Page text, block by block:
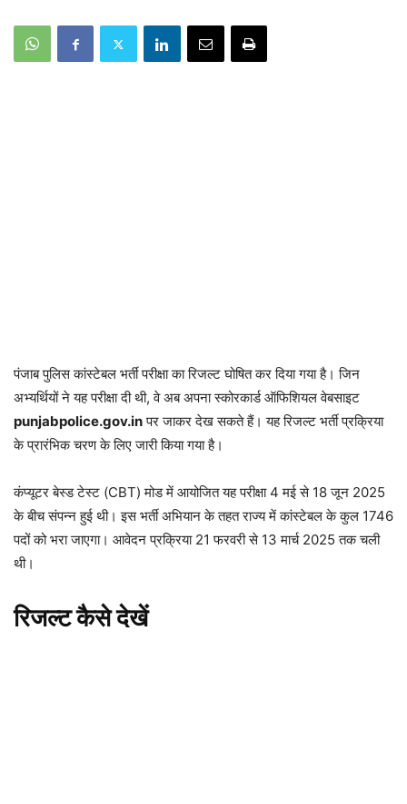
पंजाब पुलिस कांस्टेबल भर्ती परीक्षा का रिजल्ट घोषित कर दिया गया है। जिन
अभ्यर्थियों ने यह परीक्षा दी थी, वे अब अपना स्कोरकार्ड ऑफिशियल वेबसाइट
punjabpolice.gov.inपर जाकर देख सकते हैं। यह रिजल्ट भर्ती प्रक्रिया
के प्रारंभिक चरण के लिए जारी किया गया है।
कंप्यूटर बेस्ड टेस्ट (CBT) मोड में आयोजित यह परीक्षा 4 मई से 18 जून 2025
के बीच संपन्न हुई थी। इस भर्ती अभियान के तहत राज्य में कांस्टेबल के कुल 1746
पदों को भरा जाएगा। आवेदन प्रक्रिया 21 फरवरी से 13 मार्च 2025 तक चली
थी।
रिजल्ट कैसे देखें